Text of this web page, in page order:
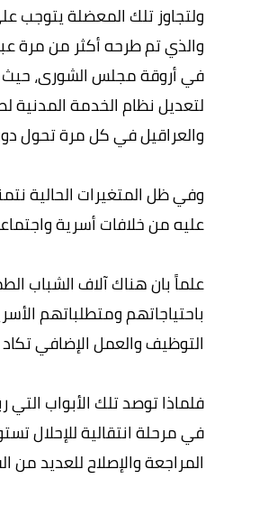
ولتجاوز تلك المعضلة يتوجب
والذي تم طرحه أكثر من مرة
في أروقة مجلس الشورى، حيث
لتعديل نظام الخدمة المدنية
والعراقيل في كل مرة تحول
وفي ظل المتغيرات الحالية
عليه من خلافات أسرية
علماً بان هناك آلاف الشباب
باحتياجاتهم ومتطلباتهم
التوظيف والعمل الإضافي
فلماذا توصد تلك الأبواب
في مرحلة انتقالية للإحلال
المراجعة والإصلاح للعديد